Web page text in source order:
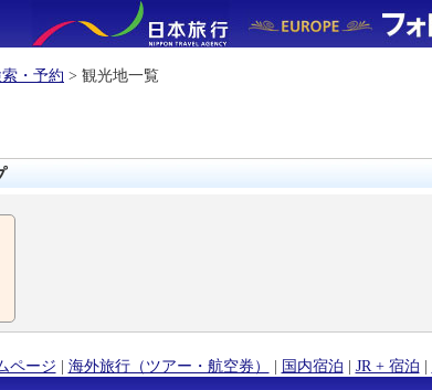
・予約 > 観光地一覧
ページ | 海外旅行（ツアー・航空券） | 国内宿泊 | JR + 宿泊 |